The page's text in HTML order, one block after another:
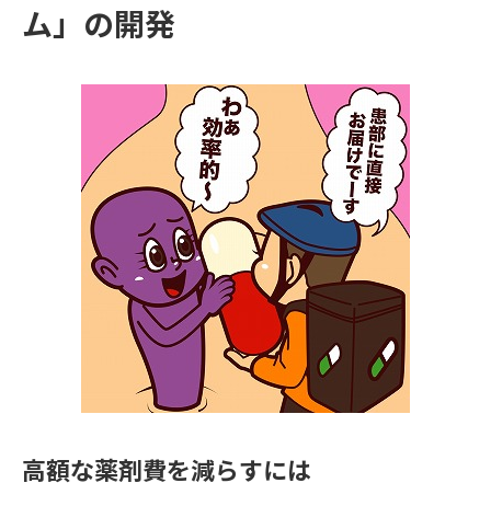
大学・短大以外の資料から請求
専門学校の資料請求 大学院の資料請求
留学・進学関連、塾・予備校
大学入学共通テスト「受験案
内」の請求
大学入学共通テスト「受験上の
高等学校卒業程度認定試験
高等学校（情報）教員資格認定
ム」の開発
高額な薬剤費を減らすには